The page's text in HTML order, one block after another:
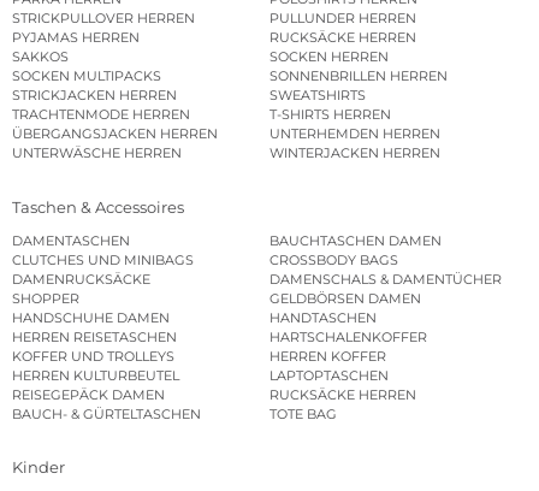
STRICKPULLOVER HERREN
PULLUNDER HERREN
PYJAMAS HERREN
RUCKSÄCKE HERREN
SAKKOS
SOCKEN HERREN
SOCKEN MULTIPACKS
SONNENBRILLEN HERREN
STRICKJACKEN HERREN
SWEATSHIRTS
TRACHTENMODE HERREN
T-SHIRTS HERREN
ÜBERGANGSJACKEN HERREN
UNTERHEMDEN HERREN
UNTERWÄSCHE HERREN
WINTERJACKEN HERREN
Taschen & Accessoires
DAMENTASCHEN
BAUCHTASCHEN DAMEN
CLUTCHES UND MINIBAGS
CROSSBODY BAGS
DAMENRUCKSÄCKE
DAMENSCHALS & DAMENTÜCHER
SHOPPER
GELDBÖRSEN DAMEN
HANDSCHUHE DAMEN
HANDTASCHEN
HERREN REISETASCHEN
HARTSCHALENKOFFER
KOFFER UND TROLLEYS
HERREN KOFFER
HERREN KULTURBEUTEL
LAPTOPTASCHEN
REISEGEPÄCK DAMEN
RUCKSÄCKE HERREN
BAUCH- & GÜRTELTASCHEN
TOTE BAG
Kinder